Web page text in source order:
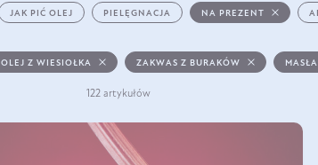
JAK PIĆ OLEJ PIELĘGNACJA NA PREZENT
OLEJ Z WIESIOŁKA ZAKWAS Z BURAKÓW
122 artykułów